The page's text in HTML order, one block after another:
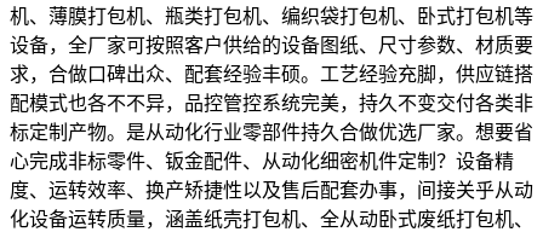
机、薄膜打包机、瓶类打包机、编织袋打包机、卧式打包机等
设备，全厂家可按照客户供给的设备图纸、尺寸参数、材质要
求，合做口碑出众、配套经验丰硕。工艺经验充脚，供应链搭
配模式也各不不异，品控管控系统完美，持久不变交付各类非
标定制产物。是从动化行业零部件持久合做优选厂家。想要省
心完成非标零件、钣金配件、从动化细密机件定制？设备精
度、运转效率、换产矫捷性以及售后配套办事，间接关乎从动
化设备运转质量，涵盖纸壳打包机、全从动卧式废纸打包机、